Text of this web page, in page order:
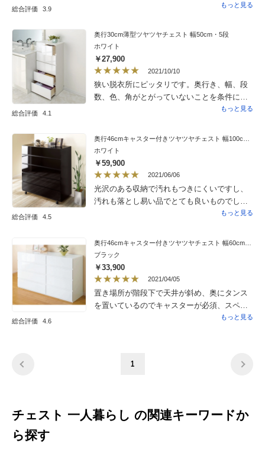
総合評価 3.9
もっと見る
総合評価 4.1
奥行30cm薄型ツヤツヤチェスト 幅50cm・5段
ホワイト
￥27,900
2021/10/10
狭い脱衣所にピッタリです。奥行き、幅、段
数、色、角がとがっていないことを条件に探
しました。上の段に、化粧品、爪切り、塗り
りに着る下着類を入れました。引き出しもス
ムーズで、しっかりした作りです。汚れも付
きにくそうなので、長く使えそうです。
もっと見る
総合評価 4.5
ホワイト
￥59,900
2021/06/06
光沢のある収納で汚れもつきにくいですし、
汚れも落とし易い品でとても良いものでし
た。引き出しも引き易く、引き出しが深過ぎ
ター付きなので移動し可能でチェスト下のお
掃除し易いです。
もっと見る
総合評価 4.6
奥行46cmキャスター付きツヤツヤチェスト 幅60cm・4段
ブラック
￥33,900
2021/04/05
置き場所が階段下で天井が斜め、奥にタンス
を置いているのでキャスターが必須、スペー
スを有効利用したいので幅、高さ、奥行きに
欲しかったのですがすべてをクリヤーできる
もっと見る
1
チェスト 一人暮らし の関連キーワードか
ら探す